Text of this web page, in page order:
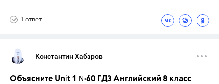
1 ответ
Константин Хабаров
Объясните Unit 1 №60 ГДЗ Английский 8 класс